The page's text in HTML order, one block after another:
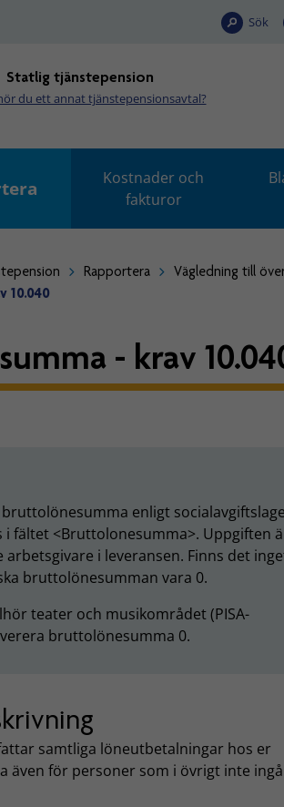
Sök
Statlig tjänstepension
du ett annat tjänstepensionsavtal?
Kostnader och
fakturor
Rapportera Vägledning till
10.040
- krav
enligt
i fältet <Bruttolonesumma>. Uppgiften
i leveransen. Finns det
bruttolönesumman vara 0.
teater och musikområdet (PISA-
bruttolönesumma 0.
samtliga löneutbetalningar hos er
även för personer som i övrigt inte